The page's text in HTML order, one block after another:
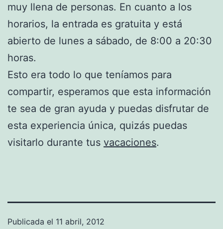
muy llena de personas. En cuanto a los
horarios, la entrada es gratuita y está
abierto de lunes a sábado, de 8:00 a 20:30
horas.
Esto era todo lo que teníamos para
compartir, esperamos que esta información
te sea de gran ayuda y puedas disfrutar de
esta experiencia única, quizás puedas
visitarlo durante tus vacaciones.
Publicada el 11 abril, 2012